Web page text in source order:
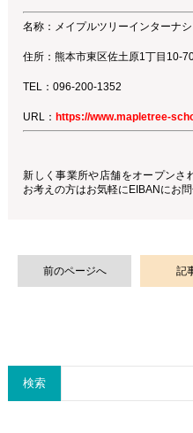
名称：メイプルツリーインターナ
住所：熊本市東区佐土原1丁目10-
TEL：096-200-1352
URL：https://www.mapletree-
新しく事業所や店舗をオープンさ
お考えの方はお気軽にEIBANにお問
前のページへ 記
検索